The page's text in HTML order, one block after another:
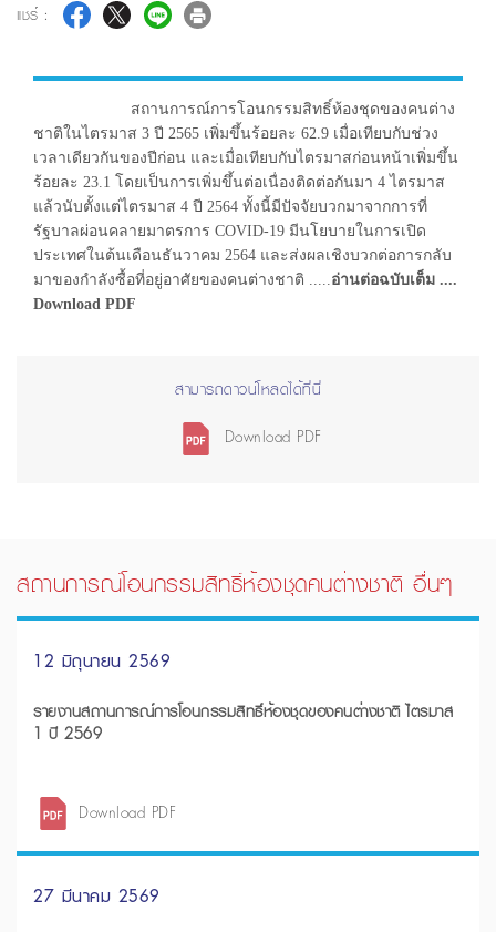
แชร์ :
สถานการณ์การโอนกรรมสิทธิ์ห้องชุดของคนต่าง
ชาติในไตรมาส 3 ปี 2565 เพิ่มขึ้นร้อยละ 62.9 เมื่อเทียบกับช่วง
เวลาเดียวกันของปีก่อน และเมื่อเทียบกับไตรมาสก่อนหน้าเพิ่มขึ้น
ร้อยละ 23.1 โดยเป็นการเพิ่มขึ้นต่อเนื่องติดต่อกันมา 4 ไตรมาส
แล้วนับตั้งแต่ไตรมาส 4 ปี 2564 ทั้งนี้มีปัจจัยบวกมาจากการที่
รัฐบาลผ่อนคลายมาตรการ COVID-19 มีนโยบายในการเปิด
ประเทศในต้นเดือนธันวาคม 2564 และส่งผลเชิงบวกต่อการกลับ
มาของกำลังซื้อที่อยู่อาศัยของคนต่างชาติ .....อ่านต่อฉบับเต็ม ....
Download PDF
สามารถดาวน์โหลดได้ที่นี่
Download PDF
สถานการณ์โอนกรรมสิทธิ์ห้องชุดคนต่างชาติ อื่นๆ
12 มิถุนายน 2569
รายงานสถานการณ์การโอนกรรมสิทธิ์ห้องชุดของคนต่างชาติ ไตรมาส
1 ปี 2569
Download PDF
27 มีนาคม 2569